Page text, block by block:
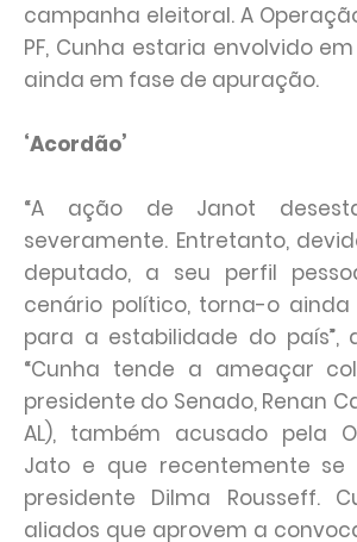
campanha eleitoral. A
PF, Cunha estaria envolvido
ainda em fase de apuração.
‘Acordão’
“A ação de Janot
severamente. Entretanto,
deputado, a seu perfil
cenário político, torna-o
para a estabilidade do país”,
“Cunha tende a ameaçar
presidente do Senado, Renan
AL), também acusado pela
Jato e que recentemente se
presidente Dilma Rousseff.
aliados que aprovem a